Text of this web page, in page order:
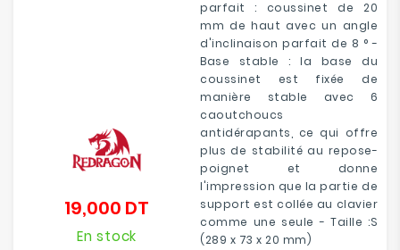
parfait : coussinet de 20
mm de haut avec un angle
d'inclinaison parfait de 8 ° -
Base stable : la base du
coussinet est fixée de
manière stable avec 6
caoutchoucs
antidérapants, ce qui offre
plus de stabilité au repose-
poignet et donne
l'impression que la partie de
support est collée au clavier
comme une seule - Taille :S
(289 x 73 x 20 mm)
19,000 DT
En stock